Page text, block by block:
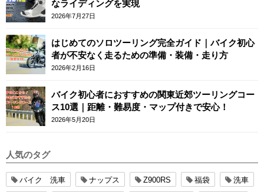
なライディングを実現
2026年7月27日
はじめてのソロツーリング完全ガイド｜バイク初心
者が不安なく走るための準備・装備・走り方
2026年2月16日
バイク初心者におすすめの関東近郊ツーリングコー
ス10選｜距離・難易度・マップ付きで安心！
2026年5月20日
人気のタグ
バイク 洗車 ナップス Z900RS 福袋 洗車